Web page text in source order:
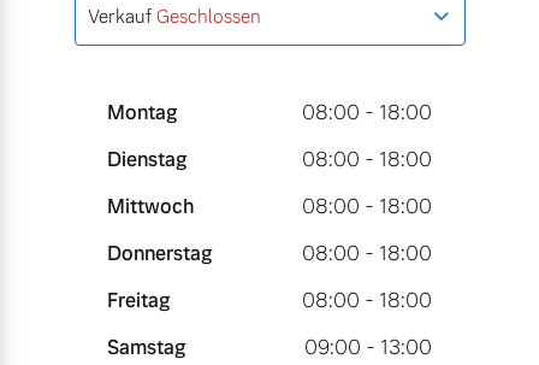
Verkauf Geschlossen
Montag
08:00 - 18:00
Dienstag
08:00 - 18:00
Mittwoch
08:00 - 18:00
Donnerstag
08:00 - 18:00
Freitag
08:00 - 18:00
Samstag
09:00 - 13:00